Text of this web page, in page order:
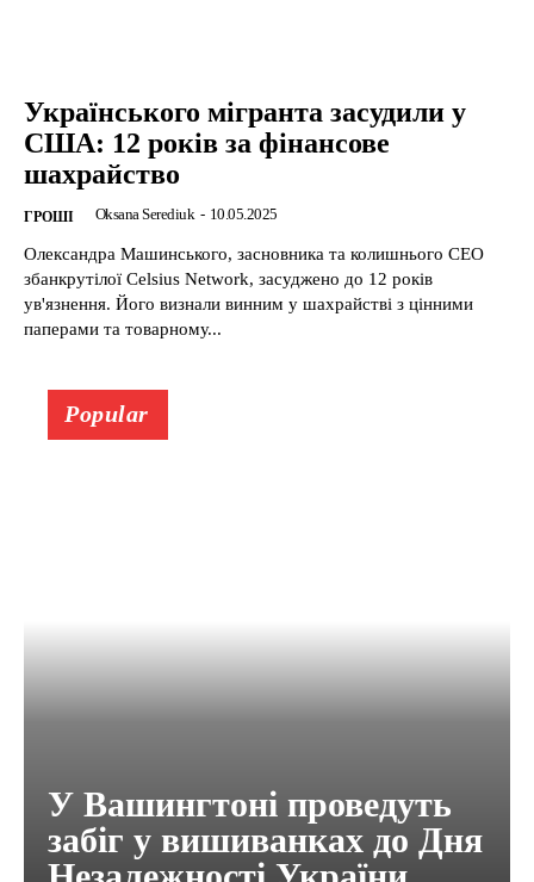
Українського мігранта засудили у
США: 12 років за фінансове
шахрайство
ГРОШІ Oksana Serediuk - 10.05.2025
Олександра Машинського, засновника та колишнього CEO
збанкрутілої Celsius Network, засуджено до 12 років
ув'язнення. Його визнали винним у шахрайстві з цінними
паперами та товарному...
Popular
У Вашингтоні проведуть
забіг у вишиванках до Дня